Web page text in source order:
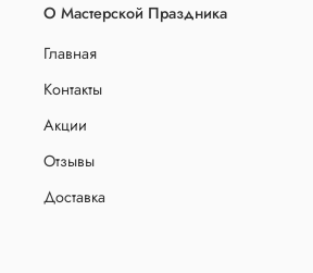
О Мастерской Праздника
Главная
Контакты
Акции
Отзывы
Доставка